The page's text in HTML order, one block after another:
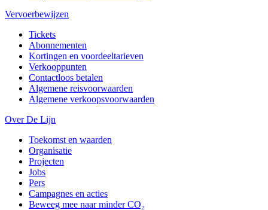
Vervoerbewijzen
Tickets
Abonnementen
Kortingen en voordeeltarieven
Verkooppunten
Contactloos betalen
Algemene reisvoorwaarden
Algemene verkoopsvoorwaarden
Over De Lijn
Toekomst en waarden
Organisatie
Projecten
Jobs
Pers
Campagnes en acties
Beweeg mee naar minder CO₂